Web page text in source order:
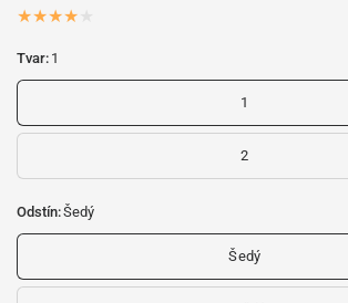
Tvar: 1
1
2
Odstín:Šedý
Šedý